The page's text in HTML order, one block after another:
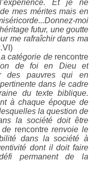
Et je ne
mes mérites mais en
moi
futur, une goutte
me rafraîchir dans ma
catégorie de rencontre
de foi en Dieu et
des pauvres qui en
dans le cadre
du texte biblique.
à chaque époque de
la question de
la société doit être
de rencontrerenvoie le
dans la société à
dont il doit faire
permanent de la